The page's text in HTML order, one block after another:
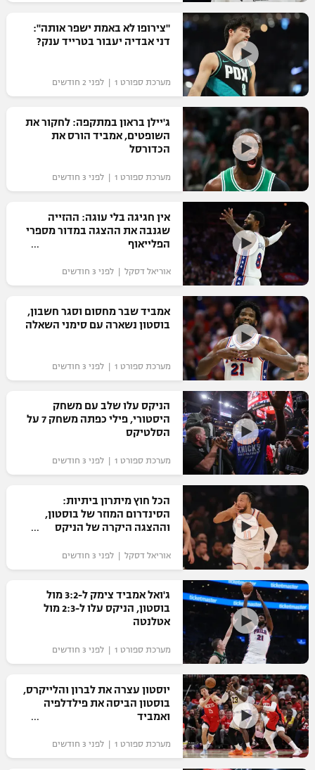
רשיון להקרנה פומבית לבית עסק
הצטרפות לחבילת הערוצים
לוח דרושים – ג'ובנט
תגיות
המגזין
"צירופו לא באמת ישפר אותה":
דני אבדיה יעבור בטרייד ענק?
מערכת ספורט 1 | לפני 2 חודשים
ג'יילן בראון במתקפה: לחקור את
השופטים, אמביד הורס את
הכדורסל
מערכת ספורט 1 | לפני 3 חודשים
אין חגיגה בלי עוגה: ההזייה
שגנבה את ההצגה במדור מספרי
הפלייאוף
אוריאל דסקל | לפני 3 חודשים
אמביד שבר מחסום וסגר חשבון,
בוסטון נשארה עם סימני השאלה
מערכת ספורט 1 | לפני 3 חודשים
הניקס עלו שלב עם משחק
היסטורי, פילי כפתה משחק 7 על
הסלטיקס
מערכת ספורט 1 | לפני 3 חודשים
הכל חוץ מיתרון ביתיות:
הסינדרום המוזר של בוסטון,
וההצגה היקרה של הניקס
אוריאל דסקל | לפני 3 חודשים
ג'ואל אמביד צימק ל-3:2 מול
בוסטון, הניקס עלו ל-2:3 מול
אטלנטה
מערכת ספורט 1 | לפני 3 חודשים
יוסטון עצרה את לברון והלייקרס,
בוסטון הביסה את פילדלפיה
ואמביד
מערכת ספורט 1 | לפני 3 חודשים